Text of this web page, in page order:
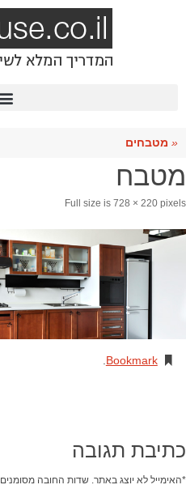
« מטבחים
מטבח
Full size is 728 × 220 pixels
Bookmark
.
כתיבת תגובה
האימייל לא יוצג באתר. שדות החובה מסומנים *